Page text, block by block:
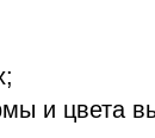
и цвета